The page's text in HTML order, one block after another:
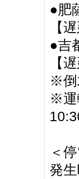
●肥
【
●吉
【
※倒
※運
＜
発